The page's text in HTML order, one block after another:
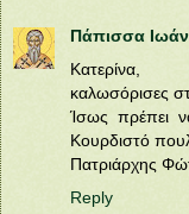
Πάπισσα
Κατερίνα,
καλωσόρισες
Ίσως πρέπει
Κουρδιστό
Πατριάρχης
Reply